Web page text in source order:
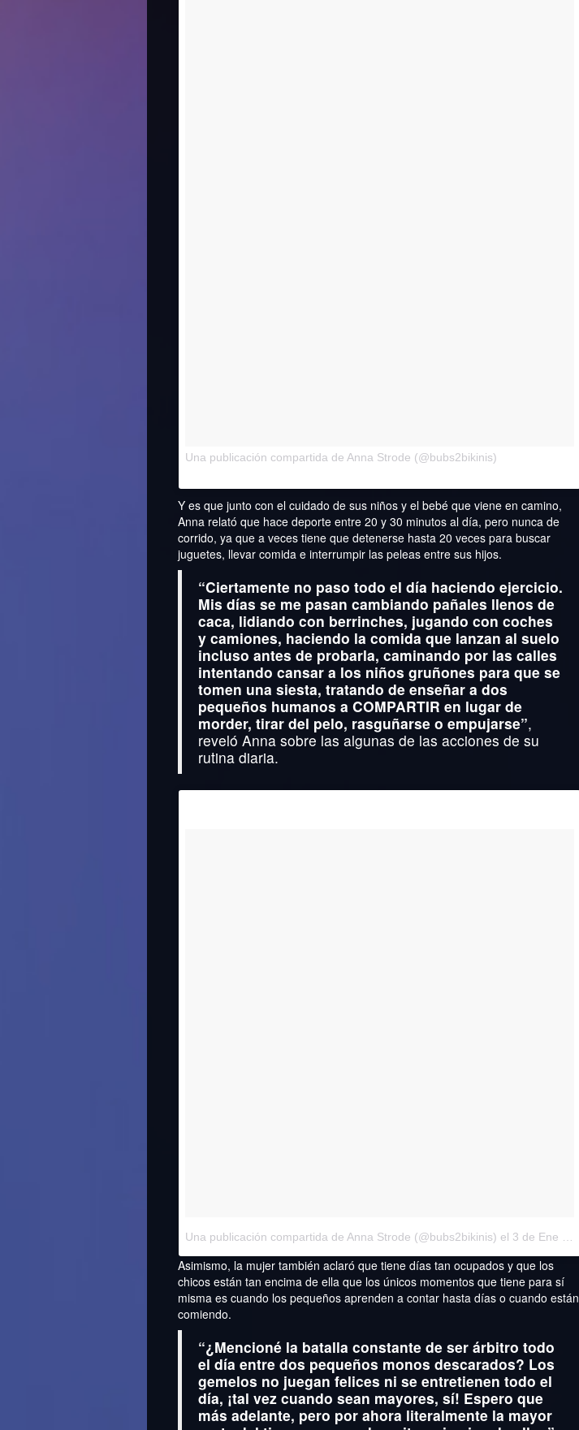
Una publicación compartida de Anna Strode (@bubs2bikinis)
Y es que junto con el cuidado de sus niños y el bebé que viene en camino,
Anna relató que hace deporte entre 20 y 30 minutos al día, pero nunca de
corrido, ya que a veces tiene que detenerse hasta 20 veces para buscar
juguetes, llevar comida e interrumpir las peleas entre sus hijos.
“Ciertamente no paso todo el día haciendo ejercicio.
Mis días se me pasan cambiando pañales llenos de
caca, lidiando con berrinches, jugando con coches
y camiones, haciendo la comida que lanzan al suelo
incluso antes de probarla, caminando por las calles
intentando cansar a los niños gruñones para que se
tomen una siesta, tratando de enseñar a dos
pequeños humanos a COMPARTIR en lugar de
morder, tirar del pelo, rasguñarse o empujarse”,
reveló Anna sobre las algunas de las acciones de su
rutina diaria.
Una publicación compartida de Anna Strode (@bubs2bikinis) el 3 de Ene de 2017 a la(s) 12:05 PST
Asimismo, la mujer también aclaró que tiene días tan ocupados y que los
chicos están tan encima de ella que los únicos momentos que tiene para sí
misma es cuando los pequeños aprenden a contar hasta días o cuando están
comiendo.
“¿Mencioné la batalla constante de ser árbitro todo
el día entre dos pequeños monos descarados? Los
gemelos no juegan felices ni se entretienen todo el
día, ¡tal vez cuando sean mayores, sí! Espero que
más adelante, pero por ahora literalmente la mayor